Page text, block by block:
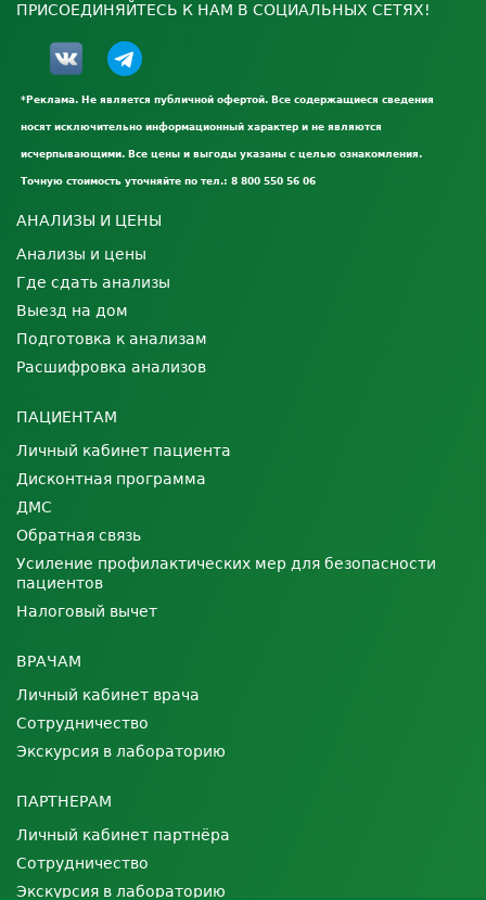
ПРИСОЕДИНЯЙТЕСЬ К НАМ В СОЦИАЛЬНЫХ СЕТЯХ!
*Реклама. Не является публичной офертой. Все содержащиеся сведения
носят исключительно информационный характер и не являются
исчерпывающими. Все цены и выгоды указаны с целью ознакомления.
Точную стоимость уточняйте по тел.: 8 800 550 56 06
АНАЛИЗЫ И ЦЕНЫ
Анализы и цены
Где сдать анализы
Выезд на дом
Подготовка к анализам
Расшифровка анализов
ПАЦИЕНТАМ
Личный кабинет пациента
Дисконтная программа
ДМС
Обратная связь
Усиление профилактических мер для безопасности
пациентов
Налоговый вычет
ВРАЧАМ
Личный кабинет врача
Сотрудничество
Экскурсия в лабораторию
ПАРТНЕРАМ
Личный кабинет партнёра
Сотрудничество
Экскурсия в лабораторию